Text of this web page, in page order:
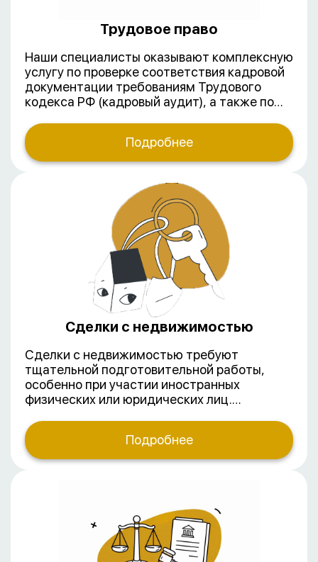
Трудовое право
Наши специалисты оказывают комплексную
услугу по проверке соответствия кадровой
документации требованиям Трудового
кодекса РФ (кадровый аудит), а также по
документов с нуля. Мы помогаем
организациям избежать штрафов от
трудовой инспекции, оптимизировать
обеспечить защиту в спорах с работниками.
Подробнее
Сделки с недвижимостью
Сделки с недвижимостью требуют
тщательной подготовительной работы,
особенно при участии иностранных
физических или юридических лиц.
и практика Росреестра делают
обязательным активное участие юриста на
всех этапах сделки.
Подробнее